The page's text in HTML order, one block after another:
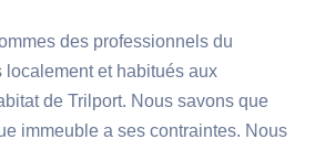
des professionnels du
localement et habitués aux
de Trilport. Nous savons que
immeuble a ses contraintes. Nous